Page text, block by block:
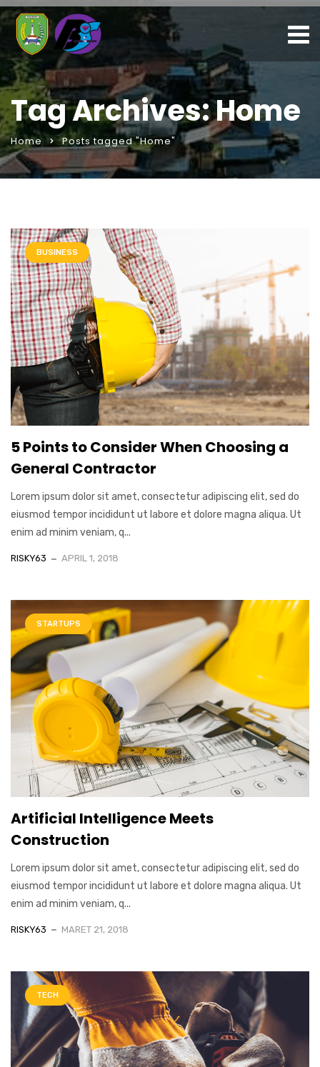
Tag Archives: Home
Home Posts tagged "Home"
BUSINESS
5 Points to Consider When Choosing a
General Contractor
Lorem ipsum dolor sit amet, consectetur adipiscing elit, sed do
eiusmod tempor incididunt ut labore et dolore magna aliqua. Ut
enim ad minim veniam, q...
RISKY63 APRIL 1, 2018
STARTUPS
Artificial Intelligence Meets
Construction
Lorem ipsum dolor sit amet, consectetur adipiscing elit, sed do
eiusmod tempor incididunt ut labore et dolore magna aliqua. Ut
enim ad minim veniam, q...
RISKY63 MARET 21, 2018
TECH